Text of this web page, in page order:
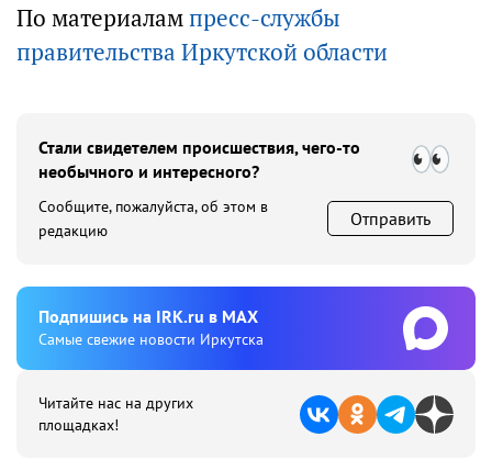
По материалампресс-службы
правительства Иркутской области
Стали свидетелем происшествия, чего-то
необычного и интересного?
Сообщите, пожалуйста, об этом в
редакцию
Отправить
Подпишиcь на IRK.ru в MAX
Cамые свежие новости Иркутска
Читайте нас на других
площадках!